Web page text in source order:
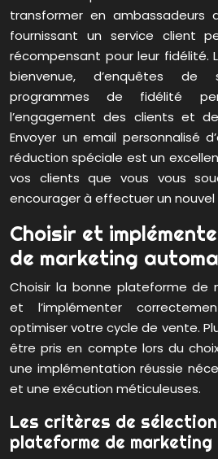
transformer en
fournissant un service client
récompensant pour leur fidélité.
bienvenue, d’enquêtes
programmes de fidélité
l’engagement des clients et
Envoyer un email personnalisé
réduction spéciale est un
vos clients que vous vous
encourager à effectuer un
Choisir et
de marketing
Choisir la bonne plateforme de
et l’implémenter
optimiser votre cycle de vente.
être pris en compte lors du
une implémentation réussie
et une exécution méticuleuses.
Les critères de sélection
plateforme de